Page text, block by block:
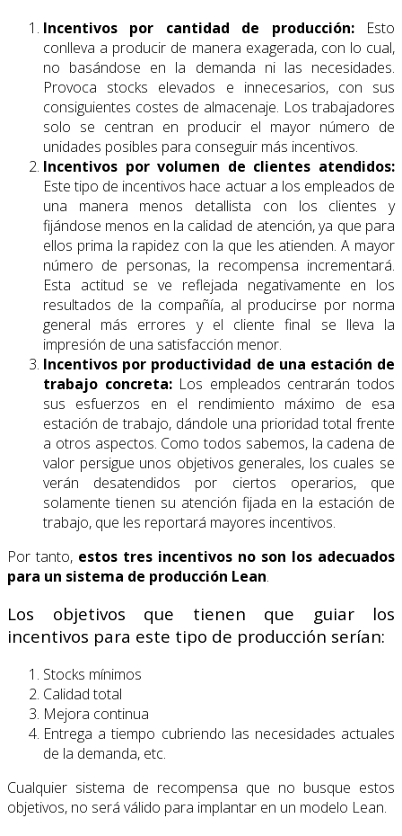
Incentivos por cantidad de producción: Esto
conlleva a producir de manera exagerada, con lo cual,
no basándose en la demanda ni las necesidades.
Provoca stocks elevados e innecesarios, con sus
consiguientes costes de almacenaje. Los trabajadores
solo se centran en producir el mayor número de
unidades posibles para conseguir más incentivos.
Incentivos por volumen de clientes atendidos:
Este tipo de incentivos hace actuar a los empleados de
una manera menos detallista con los clientes y
fijándose menos en la calidad de atención, ya que para
ellos prima la rapidez con la que les atienden. A mayor
número de personas, la recompensa incrementará.
Esta actitud se ve reflejada negativamente en los
resultados de la compañía, al producirse por norma
general más errores y el cliente final se lleva la
impresión de una satisfacción menor.
Incentivos por productividad de una estación de
trabajo concreta:Los empleados centrarán todos
sus esfuerzos en el rendimiento máximo de esa
estación de trabajo, dándole una prioridad total frente
a otros aspectos. Como todos sabemos, la cadena de
valor persigue unos objetivos generales, los cuales se
verán desatendidos por ciertos operarios, que
solamente tienen su atención fijada en la estación de
trabajo, que les reportará mayores incentivos.
Por tanto, estos tres incentivos no son los adecuados
para un sistema de producción Lean.
Los objetivos que tienen que guiar los
incentivos para este tipo de producción serían:
Stocks mínimos
Calidad total
Mejora continua
Entrega a tiempo cubriendo las necesidades actuales
de la demanda, etc.
Cualquier sistema de recompensa que no busque estos
objetivos, no será válido para implantar en un modelo Lean.